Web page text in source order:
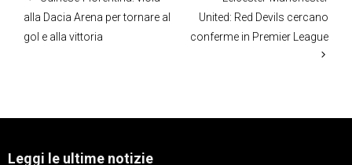
alla Dacia Arena per tornare al
gol e alla vittoria
United: Red Devils cercano
conferme in Premier League
Leggi le ultime notizie